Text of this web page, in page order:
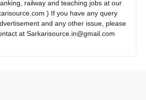
railway and teaching jobs at our
) If you have any query
and any other issue, please
at Sarkarisource.in@gmail.com